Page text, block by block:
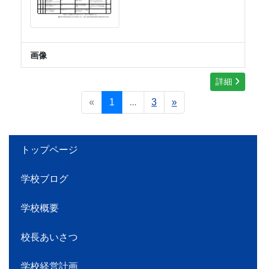
トップページ
学校ブログ
学校概要
校長あいさつ
学校経営計画
画像
詳細
« 1 ... 3 »